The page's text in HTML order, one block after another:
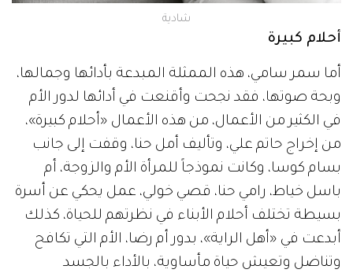
شادية
أحلام كبيرة
أما سمر سامي، هذه الممثلة المبدعة بأدائها وجمالها،
وبحة صوتها، فقد نجحت وأقنعت في أدائها لدور الأم
في الكثير من الأعمال، من هذه الأعمال «أحلام كبيرة»،
من إخراج حاتم علي، وتأليف أمل حنا، وقفت إلى جانب
بسام كوسا، وكانت نموذجاً للمرأة الأم والزوجة، أم
باسل خياط، رامي حنا، قصي خولي، عمل يحكي عن أسرة
بسيطة تختلف أحلام الأبناء في نظرتهم للحياة، كذلك
أبدعت في «أهل الراية»، بدور أم رضا، الأم التي تكافح
وتناضل وتعيش حياة مأساوية، بالأداء بالجسد